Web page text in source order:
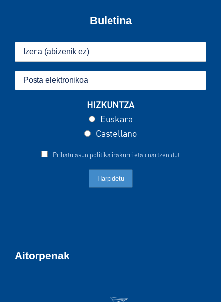
Buletina
HIZKUNTZA
Euskara
Castellano
Pribatutasun politika irakurri eta onartzen dut
Aitorpenak